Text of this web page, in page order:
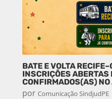
BATE E VOLTA
INSCRIÇÕES
CONFIRMADOS(AS)
por Comunicação SindjudPE